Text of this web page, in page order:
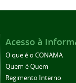
Acesso à
O que é o CONAMA
Quem é Quem
Regimento Interno